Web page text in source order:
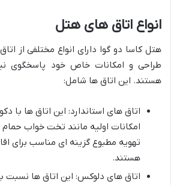
انواع اتاق های هتل
هتل کاسا دو گوا دارای انواع مختلفی از
طراحی و امکانات خاص خود پاسخگوی
هستند. این اتاق ها شامل:
اتاق های استاندارد: این اتاق ها با
امکانات اولیه مانند تخت خواب
تهویه مطبوع گزینه ای مناسب برای
هستند.
اتاق های دلوکس: این اتاق ها نسبت